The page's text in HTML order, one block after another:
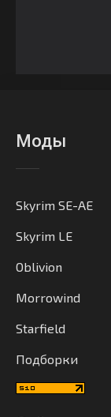
Моды
Skyrim SE-AE
Skyrim LE
Oblivion
Morrowind
Starfield
Подборки